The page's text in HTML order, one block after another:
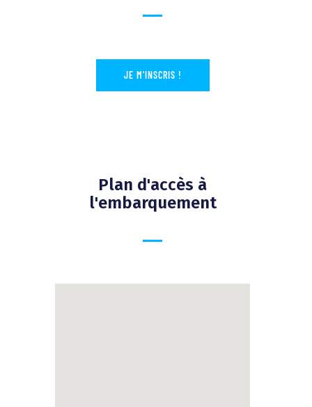
JE M'INSCRIS !
Plan d'accès à
l'embarquement